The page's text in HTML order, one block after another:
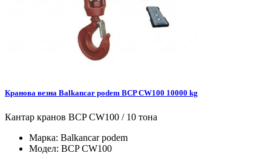
Кранова везна Balkancar podem BCP CW100 10000 kg
Кантар кранов BCP CW100 / 10 тона
Марка: Balkancar podem
Модел: BCP CW100